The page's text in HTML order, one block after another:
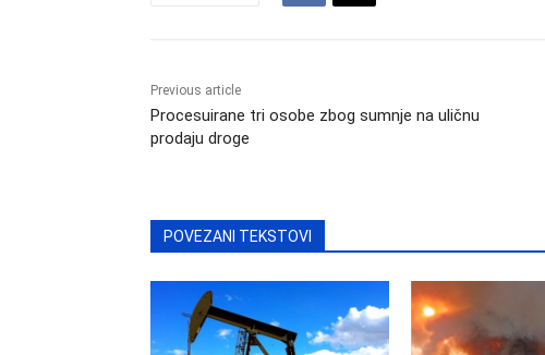
Previous article
Procesuirane tri osobe zbog sumnje na uličnu
prodaju droge
POVEZANI TEKSTOVI